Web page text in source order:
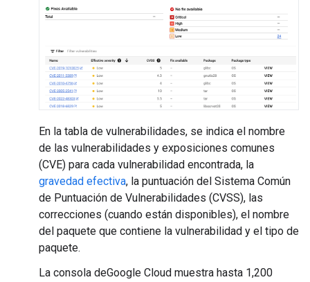
En la tabla de vulnerabilidades, se indica el nombre
de las vulnerabilidades y exposiciones comunes
(CVE) para cada vulnerabilidad encontrada, la
gravedad efectiva, la puntuación del Sistema Común
de Puntuación de Vulnerabilidades (CVSS), las
correcciones (cuando están disponibles), el nombre
del paquete que contiene la vulnerabilidad y el tipo de
paquete.
La consola deGoogle Cloud muestra hasta 1,200